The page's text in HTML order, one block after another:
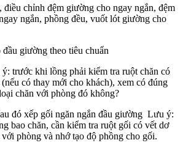
điều chỉnh đệm giường cho ngay ngắn, đệm
ngắn, phồng đều, vuốt lót giường cho
giường theo tiêu chuẩn
trước khi lồng phải kiểm tra ruột chăn có
có thay mới cho khách), xem có đúng
chăn với phòng đó không?
đó xếp gối ngăn ngắn đầu giường Lưu ý:
bao chăn, cần kiểm tra ruột gối có vết dơ
phòng và nhớ tạo độ phồng cho gối.